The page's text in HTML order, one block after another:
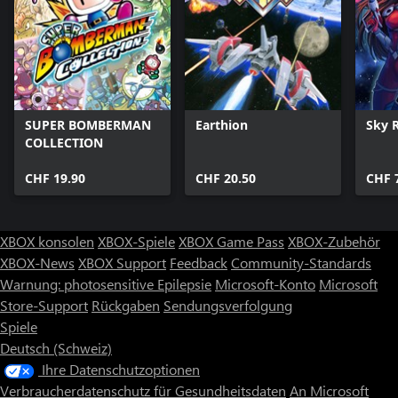
Krieg ist gefährlich, doch du bist nicht allein! Du kannst mit bis zu
drei Freunden in epischen 4-Spieler Co-Op Schlachten spielen.
SUPER BOMBERMAN
COLLECTION
CHF 19.90
Earthion
CHF 20.50
Sky
CHF
XBOX konsolen XBOX-SpieleXBOX Game Pass XBOX-Zubehör
XBOX-News XBOX Support FeedbackCommunity-Standards
Warnung: photosensitive Epilepsie Microsoft-Konto Microsoft
Store-Support Rückgaben Sendungsverfolgung
Spiele
Deutsch (Schweiz)
Ihre Datenschutzoptionen
Verbraucherdatenschutz für Gesundheitsdaten An Microsoft